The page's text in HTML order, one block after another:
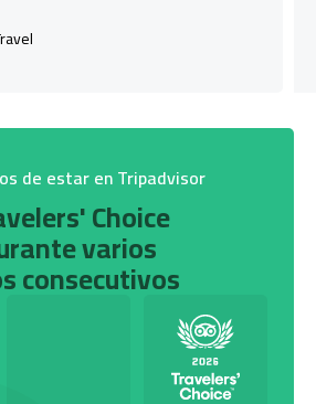
de estar en Tripadvisor
Choice
varios
consecutivos